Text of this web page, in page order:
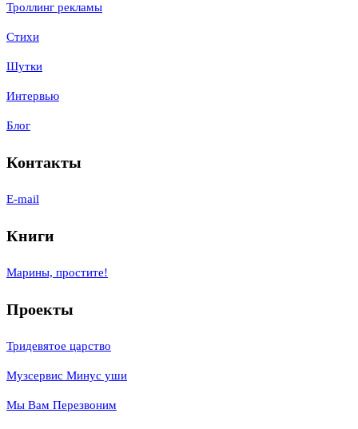
Троллинг рекламы
Стихи
Шутки
Интервью
Блог
Контакты
E-mail
Книги
Марины, простите!
Проекты
Тридевятое царство
Музсервис Минус уши
Мы Вам Перезвоним